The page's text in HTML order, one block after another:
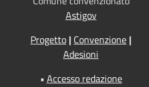
Astigov
Progetto | Convenzione |
Adesioni
• Accesso redazione